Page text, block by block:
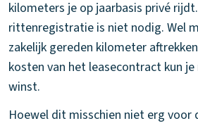
kilometers je op jaarbasis privé
rittenregistratie is niet nodig. Wel
zakelijk gereden kilometer
kosten van het leasecontract kun
winst.
Hoewel dit misschien niet erg voor